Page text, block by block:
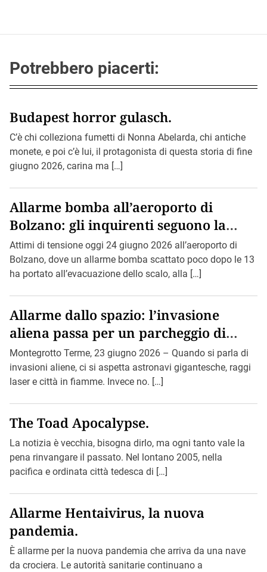
Potrebbero piacerti:
Budapest horror gulasch.
C’è chi colleziona fumetti di Nonna Abelarda, chi antiche
monete, e poi c’è lui, il protagonista di questa storia di fine
giugno 2026, carina ma […]
Allarme bomba all’aeroporto di
Bolzano: gli inquirenti seguono la
pista di Bin Loden.
Attimi di tensione oggi 24 giugno 2026 all’aeroporto di
Bolzano, dove un allarme bomba scattato poco dopo le 13
ha portato all’evacuazione dello scalo, alla […]
Allarme dallo spazio: l’invasione
aliena passa per un parcheggio di
Montegrotto.
Montegrotto Terme, 23 giugno 2026 – Quando si parla di
invasioni aliene, ci si aspetta astronavi gigantesche, raggi
laser e città in fiamme. Invece no. […]
The Toad Apocalypse.
La notizia è vecchia, bisogna dirlo, ma ogni tanto vale la
pena rinvangare il passato. Nel lontano 2005, nella
pacifica e ordinata città tedesca di […]
Allarme Hentaivirus, la nuova
pandemia.
È allarme per la nuova pandemia che arriva da una nave
da crociera. Le autorità sanitarie continuano a